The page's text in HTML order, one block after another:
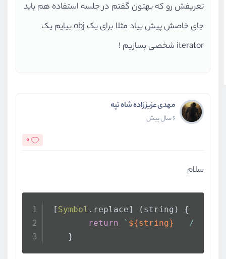
تعریفش رو که بهتون گفتم در جلسه استفاده هم باید
جای خاصش پیش بیاد مثلا برای یک obj بیایم یک
iterator شخصی بسازیم !
مهدی عزیززاده شاه تپه
6 سال پیش
0
سلام
[ Symbol . replace] (string) {
return
` ${string}
   /
    }